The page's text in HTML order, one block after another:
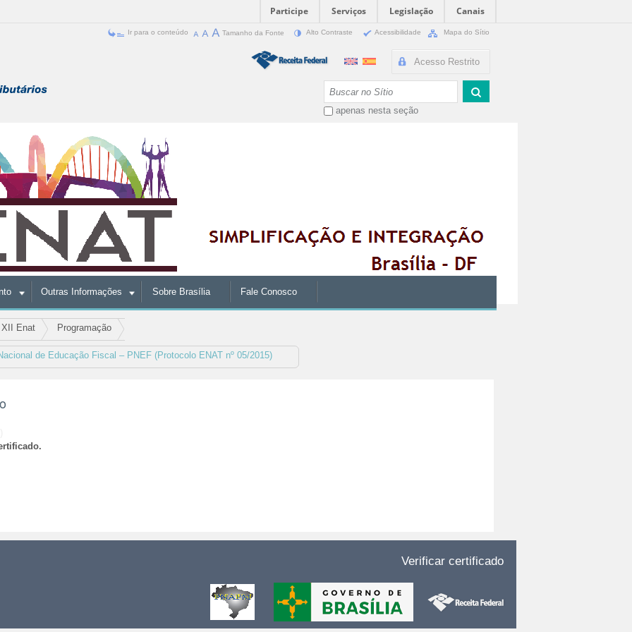
Participe Serviços Legislação
Canais
Ir para o conteúdo Tamanho da Fonte Alto Contraste Acessibilidade Mapa do Sítio
Acesso Restrito
apenas nesta seção
Outras Informações Sobre Brasília Fale Conosco
XII Enat Programação
de Educação Fiscal – PNEF (Protocolo ENAT nº 05/2015)
Verificar certificado